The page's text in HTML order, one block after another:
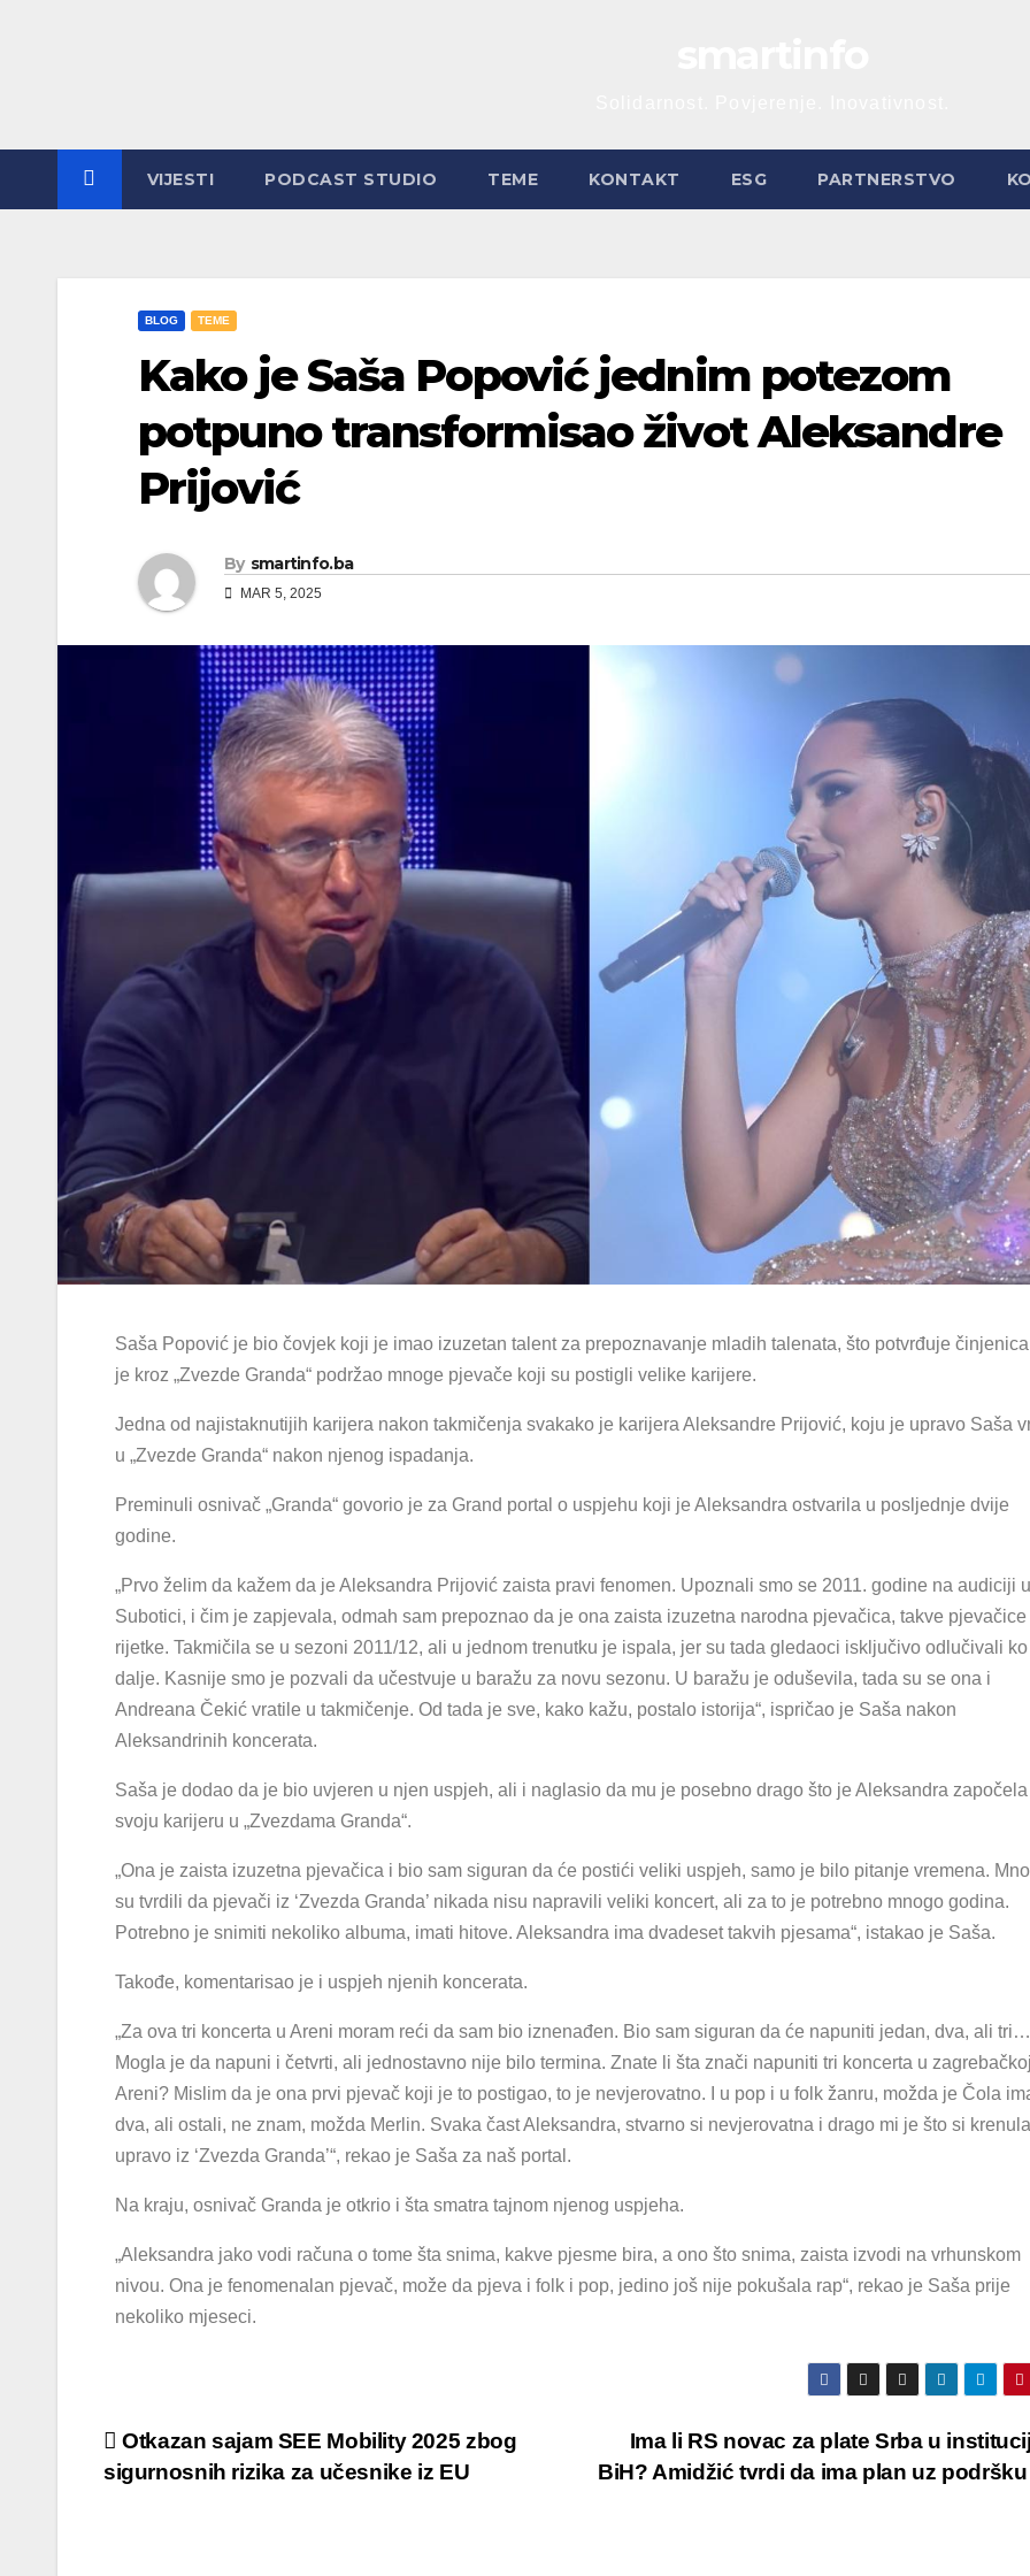
VIJESTI PODCAST STUDIO TEME KONTAKT ESG PARTNERSTVO
BLOG TEME
Kako je Saša Popović jednim potezom
potpuno transformisao život Aleksandre
Prijović
By smartinfo.ba
MAR 5, 2025
Saša Popović je bio čovjek koji je imao izuzetan talent za prepoznavanje mladih talenata, što potvrđuje
je kroz „Zvezde Granda“ podržao mnoge pjevače koji su postigli velike karijere.
Jedna od najistaknutijih karijera nakon takmičenja svakako je karijera Aleksandre Prijović, koju je upravo Saša
u „Zvezde Granda“ nakon njenog ispadanja.
Preminuli osnivač „Granda“ govorio je za Grand portal o uspjehu koji je Aleksandra ostvarila u posljednje dvije
godine.
„Prvo želim da kažem da je Aleksandra Prijović zaista pravi fenomen. Upoznali smo se 2011. godine na audiciji u
Subotici, i čim je zapjevala, odmah sam prepoznao da je ona zaista izuzetna narodna pjevačica, takve pjevačice
rijetke. Takmičila se u sezoni 2011/12, ali u jednom trenutku je ispala, jer su tada gledaoci isključivo odlučivali
dalje. Kasnije smo je pozvali da učestvuje u baražu za novu sezonu. U baražu je oduševila, tada su se ona i
Andreana Čekić vratile u takmičenje. Od tada je sve, kako kažu, postalo istorija“, ispričao je Saša nakon
Aleksandrinih koncerata.
Saša je dodao da je bio uvjeren u njen uspjeh, ali i naglasio da mu je posebno drago što je Aleksandra započela
svoju karijeru u „Zvezdama Granda“.
„Ona je zaista izuzetna pjevačica i bio sam siguran da će postići veliki uspjeh, samo je bilo pitanje vremena.
su tvrdili da pjevači iz ‘Zvezda Granda’ nikada nisu napravili veliki koncert, ali za to je potrebno mnogo godina.
Potrebno je snimiti nekoliko albuma, imati hitove. Aleksandra ima dvadeset takvih pjesama“, istakao je Saša.
Takođe, komentarisao je i uspjeh njenih koncerata.
„Za ova tri koncerta u Areni moram reći da sam bio iznenađen. Bio sam siguran da će napuniti jedan, dva, ali tri…
Mogla je da napuni i četvrti, ali jednostavno nije bilo termina. Znate li šta znači napuniti tri koncerta u zagrebačkoj
Areni? Mislim da je ona prvi pjevač koji je to postigao, to je nevjerovatno. I u pop i u folk žanru, možda je Čola
dva, ali ostali, ne znam, možda Merlin. Svaka čast Aleksandra, stvarno si nevjerovatna i drago mi je što si krenula
upravo iz ‘Zvezda Granda’“, rekao je Saša za naš portal.
Na kraju, osnivač Granda je otkrio i šta smatra tajnom njenog uspjeha.
„Aleksandra jako vodi računa o tome šta snima, kakve pjesme bira, a ono što snima, zaista izvodi na vrhunskom
nivou. Ona je fenomenalan pjevač, može da pjeva i folk i pop, jedino još nije pokušala rap“, rekao je Saša prije
nekoliko mjeseci.
Ima li RS novac za plate Srba u
BiH? Amidžić tvrdi da ima plan uz podršku
Otkazan sajam SEE Mobility 2025 zbog
sigurnosnih rizika za učesnike iz EU